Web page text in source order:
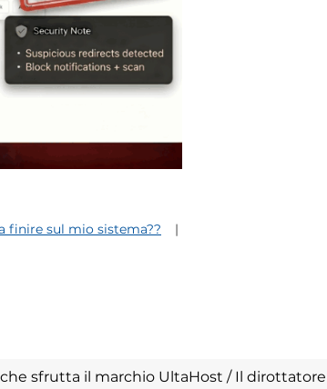
finire sul mio sistema??
sfrutta il marchio UltaHost / Il dirottatore